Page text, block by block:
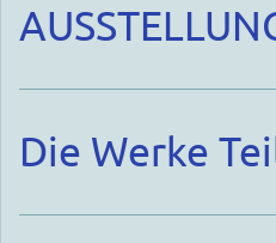
Die Werke